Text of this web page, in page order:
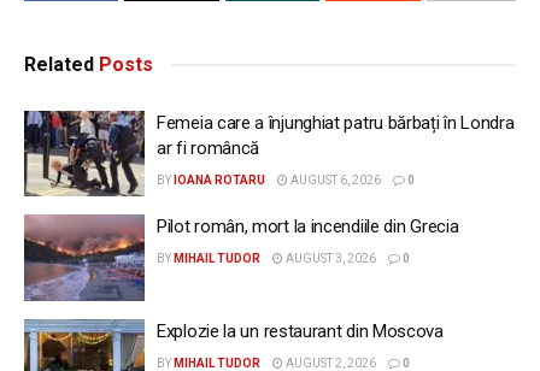
Related Posts
Femeia care a înjunghiat patru bărbați în Londra
ar fi româncă
BY IOANA ROTARU AUGUST 6, 2026 0
Pilot român, mort la incendiile din Grecia
BY MIHAIL TUDOR AUGUST 3, 2026 0
Explozie la un restaurant din Moscova
BY MIHAIL TUDOR AUGUST 2, 2026 0